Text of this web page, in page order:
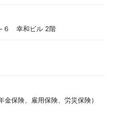
６　幸和ビル 2階
保険、雇用保険、労災保険）